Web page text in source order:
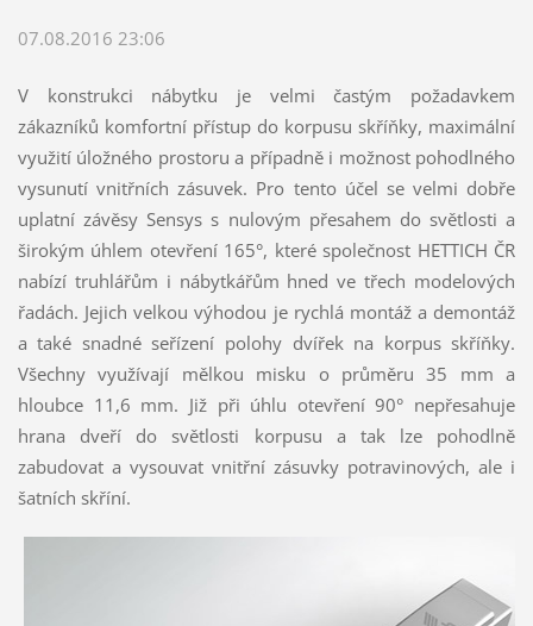
07.08.2016 23:06
V konstrukci nábytku je velmi častým požadavkem
zákazníků komfortní přístup do korpusu skříňky, maximální
využití úložného prostoru a případně i možnost pohodlného
vysunutí vnitřních zásuvek. Pro tento účel se velmi dobře
uplatní závěsy Sensys s nulovým přesahem do světlosti a
širokým úhlem otevření 165°, které společnost HETTICH ČR
nabízí truhlářům i nábytkářům hned ve třech modelových
řadách. Jejich velkou výhodou je rychlá montáž a demontáž
a také snadné seřízení polohy dvířek na korpus skříňky.
Všechny využívají mělkou misku o průměru 35 mm a
hloubce 11,6 mm. Již při úhlu otevření 90° nepřesahuje
hrana dveří do světlosti korpusu a tak lze pohodlně
zabudovat a vysouvat vnitřní zásuvky potravinových, ale i
šatních skříní.